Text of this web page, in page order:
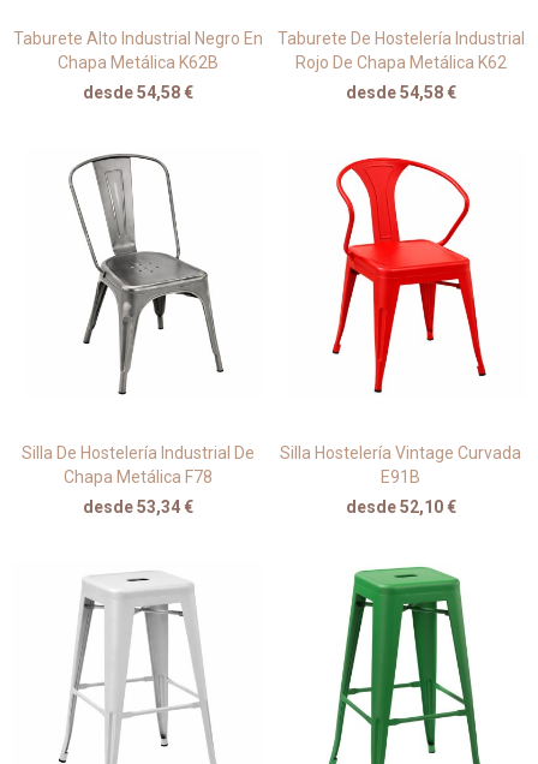
Taburete Alto Industrial Negro En
Chapa Metálica K62B
desde 54,58 €
Taburete De Hostelería Industrial
Rojo De Chapa Metálica K62
desde 54,58 €
Silla De Hostelería Industrial De
Chapa Metálica F78
desde 53,34 €
Silla Hostelería Vintage Curvada
E91B
desde 52,10 €